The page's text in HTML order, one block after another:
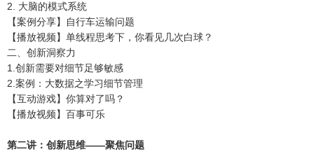
2. 大脑的模式系统
【案例分享】自行车运输问题
【播放视频】单线程思考下，你看见几次白球？
二、创新洞察力
1.创新需要对细节足够敏感
2.案例：大数据之学习细节管理
【互动游戏】你算对了吗？
【播放视频】百事可乐
第二讲：创新思维——聚焦问题